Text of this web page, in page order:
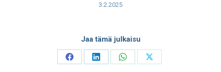
3.2.2025
Jaa tämä julkaisu
Share
Share
Share
Share